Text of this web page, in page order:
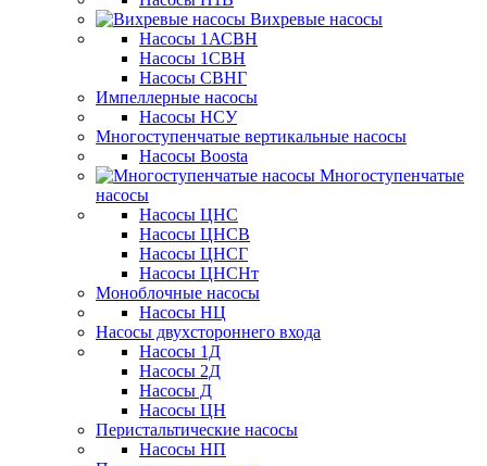
Вихревые насосы
Насосы 1АСВН
Насосы 1СВН
Насосы СВНГ
Импеллерные насосы
Насосы НСУ
Многоступенчатые вертикальные насосы
Насосы Boosta
Многоступенчатые
насосы
Насосы ЦНС
Насосы ЦНСВ
Насосы ЦНСГ
Насосы ЦНСНт
Моноблочные насосы
Насосы НЦ
Насосы двухстороннего входа
Насосы 1Д
Насосы 2Д
Насосы Д
Насосы ЦН
Перистальтические насосы
Насосы НП